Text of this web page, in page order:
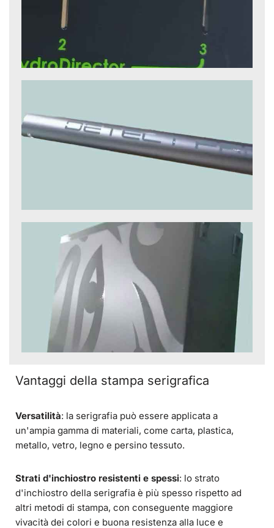
Vantaggi della stampa serigrafica
Versatilità: la serigrafia può essere applicata a
un'ampia gamma di materiali, come carta, plastica,
metallo, vetro, legno e persino tessuto.
Strati d'inchiostro resistenti e spessi: lo strato
d'inchiostro della serigrafia è più spesso rispetto ad
altri metodi di stampa, con conseguente maggiore
vivacità dei colori e buona resistenza alla luce e